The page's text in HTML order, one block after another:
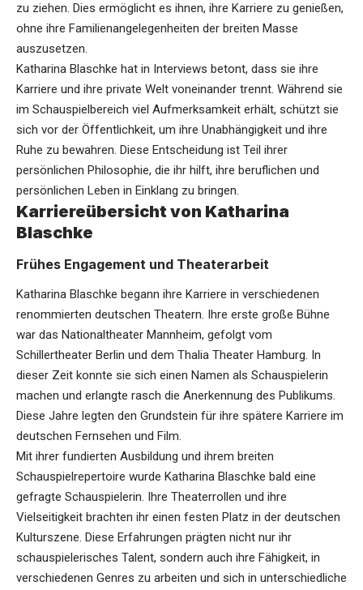
zu ziehen. Dies ermöglicht es ihnen, ihre Karriere zu genießen,
ohne ihre Familienangelegenheiten der breiten Masse
auszusetzen.
Katharina Blaschke hat in Interviews betont, dass sie ihre
Karriere und ihre private Welt voneinander trennt. Während sie
im Schauspielbereich viel Aufmerksamkeit erhält, schützt sie
sich vor der Öffentlichkeit, um ihre Unabhängigkeit und ihre
Ruhe zu bewahren. Diese Entscheidung ist Teil ihrer
persönlichen Philosophie, die ihr hilft, ihre beruflichen und
persönlichen Leben in Einklang zu bringen.
Karriereübersicht von Katharina
Blaschke
Frühes Engagement und Theaterarbeit
Katharina Blaschke begann ihre Karriere in verschiedenen
renommierten deutschen Theatern. Ihre erste große Bühne
war das Nationaltheater Mannheim, gefolgt vom
Schillertheater Berlin und dem Thalia Theater Hamburg. In
dieser Zeit konnte sie sich einen Namen als Schauspielerin
machen und erlangte rasch die Anerkennung des Publikums.
Diese Jahre legten den Grundstein für ihre spätere Karriere im
deutschen Fernsehen und Film.
Mit ihrer fundierten Ausbildung und ihrem breiten
Schauspielrepertoire wurde Katharina Blaschke bald eine
gefragte Schauspielerin. Ihre Theaterrollen und ihre
Vielseitigkeit brachten ihr einen festen Platz in der deutschen
Kulturszene. Diese Erfahrungen prägten nicht nur ihr
schauspielerisches Talent, sondern auch ihre Fähigkeit, in
verschiedenen Genres zu arbeiten und sich in unterschiedliche